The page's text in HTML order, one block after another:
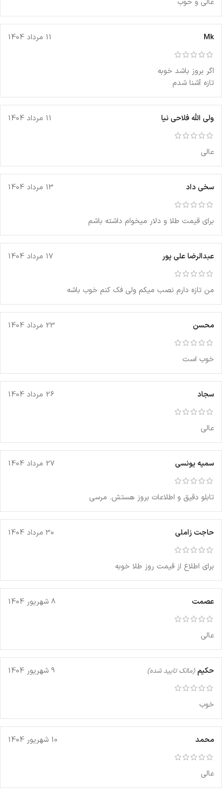
Mk 11 مرداد 1404
اگر بروز باشد خوبه
تازه آشنا شدم
ولی الله فلاحی نیا 11 مرداد 1404
عالی
سخی داد 13 مرداد 1404
برای قیمت طلا و دلار میخوام داشته باشم
عبدالرضا علی پور 17 مرداد 1404
من تازه دارم نصب میکم ولی فک کنم خوب باشه
محسن 23 مرداد 1404
خوب است
سجاد 26 مرداد 1404
عالی
سمیه یونسی 27 مرداد 1404
تابلو دقیق و اطلاعات بروز هستش. مرسی
حاجت زاملی 30 مرداد 1404
برای اطلاع از قیمت روز طلا خوبه
عصمت 8 شهریور 1404
عالی
حکیم (مالک تایید شده) 9 شهریور 1404
خوب
محمد 10 شهریور 1404
عالی